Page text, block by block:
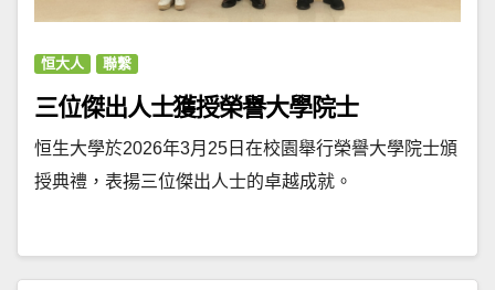
恒大人 聯繫
三位傑出人士獲授榮譽大學院士
恒生大學於2026年3月25日在校園舉行榮譽大學院士頒
授典禮，表揚三位傑出人士的卓越成就。